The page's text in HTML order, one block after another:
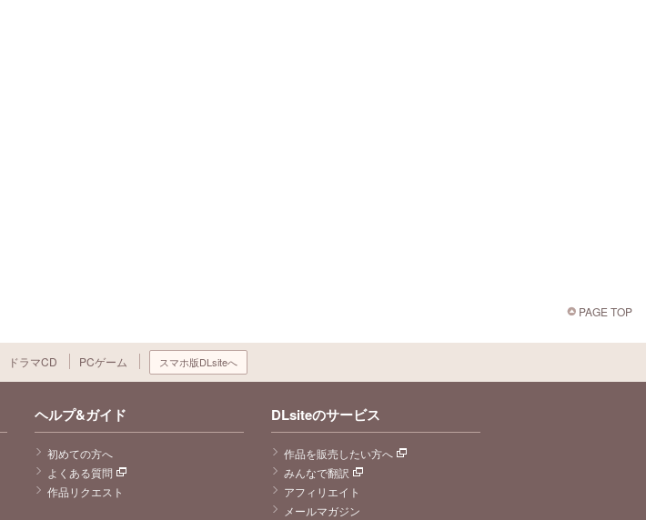
PAGE TOP
ドラマCD PCゲーム スマホ版DLsiteへ
ヘルプ&ガイド
初めての方へ
よくある質問
作品リクエスト
DLsiteのサービス
作品を販売したい方へ
みんなで翻訳
アフィリエイト
メールマガジン